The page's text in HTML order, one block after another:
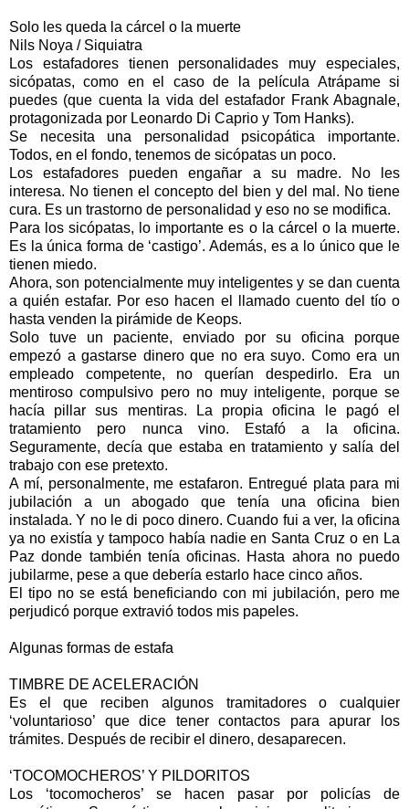
Solo les queda la cárcel o la muerte
Nils Noya / Siquiatra
Los estafadores tienen personalidades muy especiales,
sicópatas, como en el caso de la película Atrápame si
puedes (que cuenta la vida del estafador Frank Abagnale,
protagonizada por Leonardo Di Caprio y Tom Hanks).
Se necesita una personalidad psicopática importante.
Todos, en el fondo, tenemos de sicópatas un poco.
Los estafadores pueden engañar a su madre. No les
interesa. No tienen el concepto del bien y del mal. No tiene
cura. Es un trastorno de personalidad y eso no se modifica.
Para los sicópatas, lo importante es o la cárcel o la muerte.
Es la única forma de ‘castigo’. Además, es a lo único que le
tienen miedo.
Ahora, son potencialmente muy inteligentes y se dan cuenta
a quién estafar. Por eso hacen el llamado cuento del tío o
hasta venden la pirámide de Keops.
Solo tuve un paciente, enviado por su oficina porque
empezó a gastarse dinero que no era suyo. Como era un
empleado competente, no querían despedirlo. Era un
mentiroso compulsivo pero no muy inteligente, porque se
hacía pillar sus mentiras. La propia oficina le pagó el
tratamiento pero nunca vino. Estafó a la oficina.
Seguramente, decía que estaba en tratamiento y salía del
trabajo con ese pretexto.
A mí, personalmente, me estafaron. Entregué plata para mi
jubilación a un abogado que tenía una oficina bien
instalada. Y no le di poco dinero. Cuando fui a ver, la oficina
ya no existía y tampoco había nadie en Santa Cruz o en La
Paz donde también tenía oficinas. Hasta ahora no puedo
jubilarme, pese a que debería estarlo hace cinco años.
El tipo no se está beneficiando con mi jubilación, pero me
perjudicó porque extravió todos mis papeles.
Algunas formas de estafa
TIMBRE DE ACELERACIÓN
Es el que reciben algunos tramitadores o cualquier
‘voluntarioso’ que dice tener contactos para apurar los
trámites. Después de recibir el dinero, desaparecen.
‘TOCOMOCHEROS’ Y PILDORITOS
Los ‘tocomocheros’ se hacen pasar por policías de